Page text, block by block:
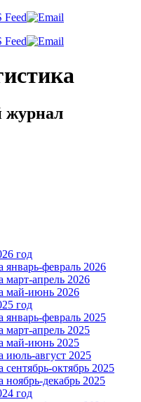
журнал
год
февраль 2026
апрель 2026
май-июнь 2026
год
февраль 2025
апрель 2025
май-июнь 2025
август 2025
октябрь 2025
декабрь 2025
год